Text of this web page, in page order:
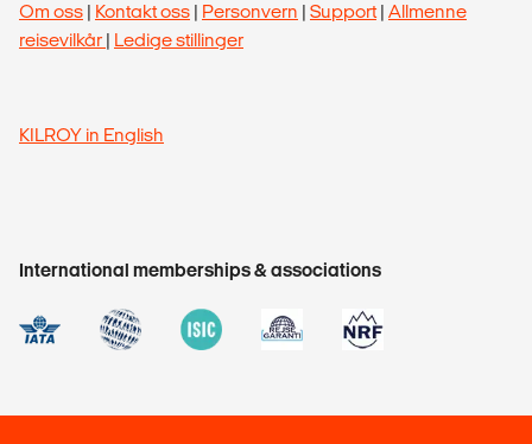
Om oss | Kontakt oss | Personvern | Support| Allmenne
reisevilkår | Ledige stillinger
KILROY in English
International memberships & associations